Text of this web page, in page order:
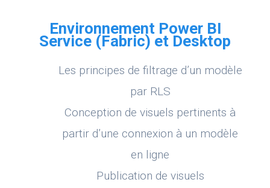
Environnement Power BI
Service (Fabric) et Desktop
Les principes de filtrage d’un modèle
par RLS
Conception de visuels pertinents à
partir d’une connexion à un modèle
en ligne
Publication de visuels